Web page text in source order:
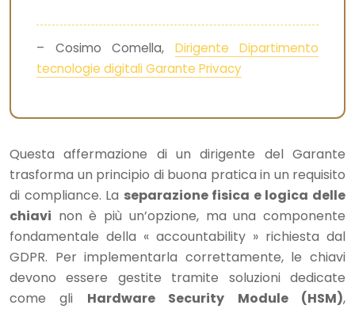
– Cosimo Comella, Dirigente Dipartimento
tecnologie digitali Garante Privacy
Questa affermazione di un dirigente del Garante
trasforma un principio di buona pratica in un requisito
di compliance. La separazione fisica e logica delle
chiavi non è più un’opzione, ma una componente
fondamentale della « accountability » richiesta dal
GDPR. Per implementarla correttamente, le chiavi
devono essere gestite tramite soluzioni dedicate
come gli Hardware Security Module (HSM),